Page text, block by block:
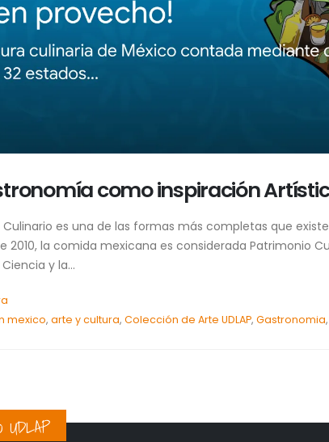
como inspiración
Culinario es una de las formas más completas que
2010, la comida mexicana es considerada Patrimonio
y la...
mexico, arte y cultura, Colección de Arte UDLAP, Gastronomia,
UDLAP